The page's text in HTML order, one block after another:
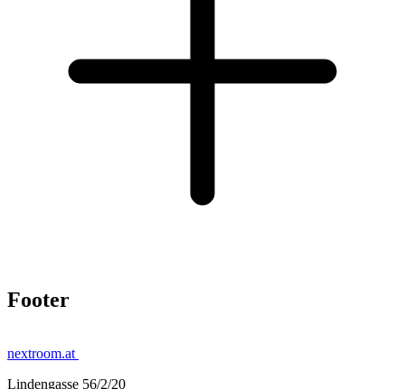
Footer
nextroom.at
Lindengasse 56/2/20